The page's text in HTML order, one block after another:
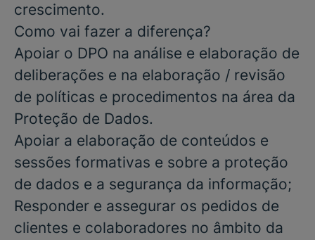
crescimento.
Como vai fazer a diferença?
Apoiar o DPO na análise e elaboração de
deliberações e na elaboração / revisão
de políticas e procedimentos na área da
Proteção de Dados.
Apoiar a elaboração de conteúdos e
sessões formativas e sobre a proteção
de dados e a segurança da informação;
Responder e assegurar os pedidos de
clientes e colaboradores no âmbito da